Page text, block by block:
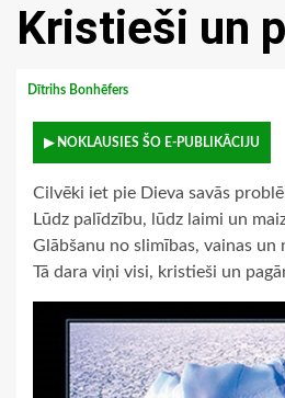
Kristieši un
Dītrihs Bonhēfers
▶ NOKLAUSIES ŠO E-PUBLIKĀCIJU
Cilvēki iet pie Dieva savās
Lūdz palīdzību, lūdz laimi un
Glābšanu no slimības, vainas un
Tā dara viņi visi, kristieši un